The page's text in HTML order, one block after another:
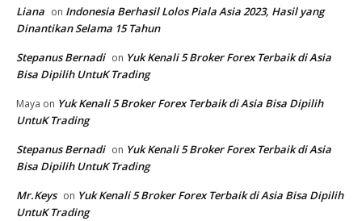
Liana on Indonesia Berhasil Lolos Piala Asia 2023, Hasil yang
Dinantikan Selama 15 Tahun
Stepanus Bernadi on Yuk Kenali 5 Broker Forex Terbaik di Asia
Bisa Dipilih UntuK Trading
Maya on Yuk Kenali 5 Broker Forex Terbaik di Asia Bisa Dipilih
UntuK Trading
Stepanus Bernadi on Yuk Kenali 5 Broker Forex Terbaik di Asia
Bisa Dipilih UntuK Trading
Mr.Keys on Yuk Kenali 5 Broker Forex Terbaik di Asia Bisa Dipilih
UntuK Trading